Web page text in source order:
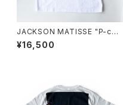
JACKSON MATISSE "P-cha
n Tee"
¥16,500